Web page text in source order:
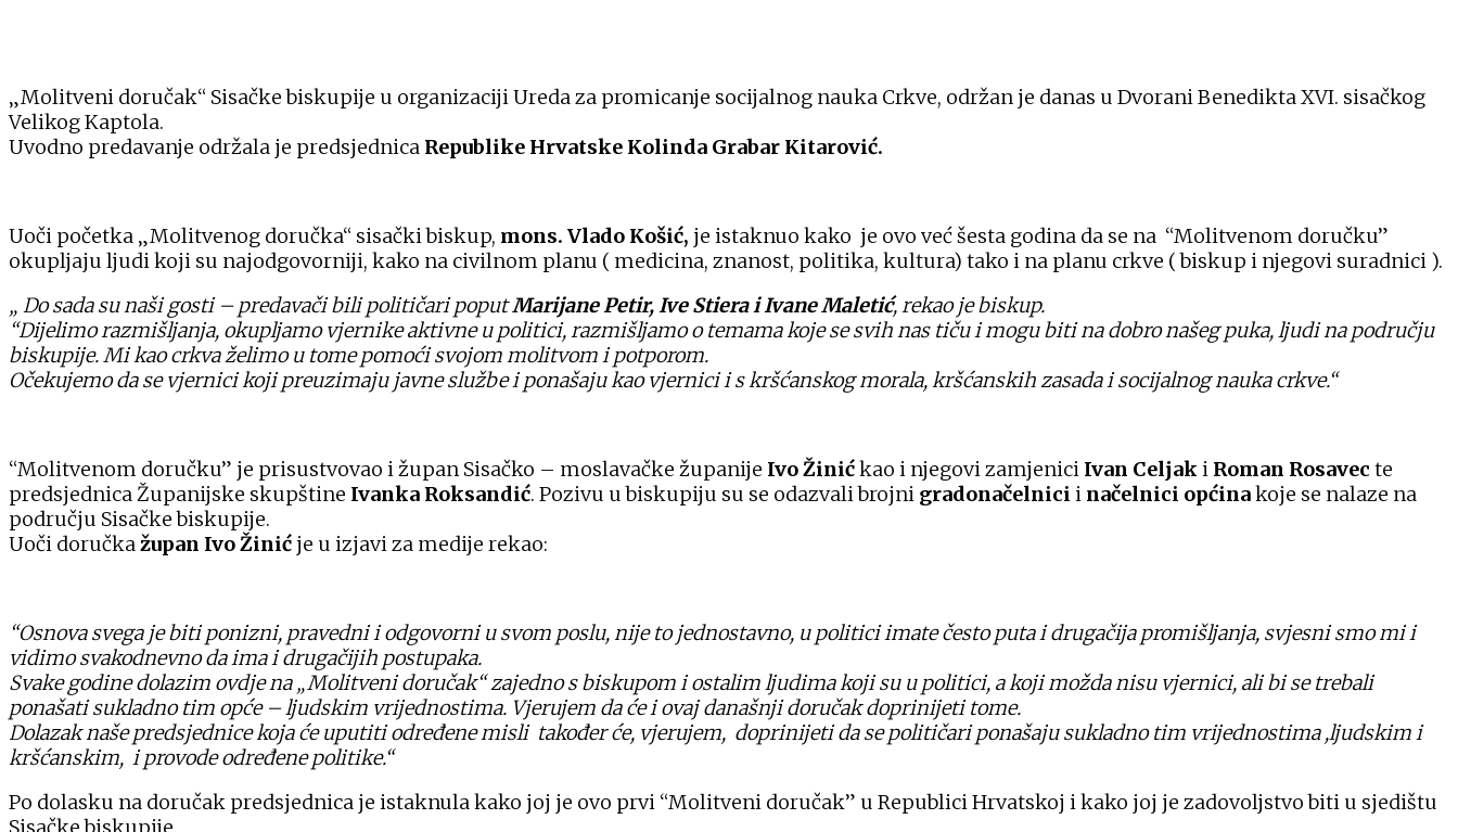
„Molitveni doručak“ Sisačke biskupije u organizaciji Ureda za promicanje socijalnog nauka Crkve, održan je danas u Dvorani Benedikta XVI. sisačkog
Velikog Kaptola.
Uvodno predavanje održala je predsjednica Republike Hrvatske Kolinda Grabar Kitarović.
Uoči početka „Molitvenog doručka“ sisački biskup, mons. Vlado Košić, je istaknuo kako je ovo već šesta godina da se na “Molitvenom doručku”
okupljaju ljudi koji su najodgovorniji, kako na civilnom planu ( medicina, znanost, politika, kultura) tako i na planu crkve ( biskup i njegovi suradnici ).
„ Do sada su naši gosti – predavači bili političari poputMarijane Petir, Ive Stiera i IvaneMaletić, rekao je biskup.
“Dijelimo razmišljanja, okupljamo vjernike aktivne u politici, razmišljamo o temama koje se svih nas tiču i mogu biti na dobro našeg puka, ljudi na području
biskupije. Mi kao crkva želimo u tome pomoći svojom molitvom i potporom.
Očekujemo da se vjernici koji preuzimaju javne službe i ponašaju kao vjernici i s kršćanskog morala, kršćanskih zasada i socijalnog nauka crkve.“
“Molitvenom doručku” je prisustvovao i župan Sisačko – moslavačke županije Ivo Žinićkao i njegovi zamjenici Ivan Celjak i Roman Rosavec te
predsjednica Županijske skupštine Ivanka Roksandić. Pozivu u biskupiju su se odazvali brojni gradonačelnici i načelnici općinakoje se nalaze na
području Sisačke biskupije.
Uoči doručkažupan Ivo Žinić je u izjavi za medije rekao:
“Osnova svega je biti ponizni, pravedni i odgovorni u svom poslu, nije to jednostavno, u politici imate često puta i drugačija promišljanja, svjesni smo mi i
vidimo svakodnevno da ima i drugačijih postupaka.
Svake godine dolazim ovdje na „Molitveni doručak“ zajedno s biskupom i ostalim ljudima koji su u politici, a koji možda nisu vjernici, ali bi se trebali
ponašati sukladno tim opće – ljudskim vrijednostima. Vjerujem da će i ovaj današnji doručak doprinijeti tome.
Dolazak naše predsjednice koja će uputiti određene misli također će, vjerujem, doprinijeti da se političari ponašaju sukladno tim vrijednostima ,ljudskim i
kršćanskim, i provode određene politike.“
Po dolasku na doručak predsjednica je istaknula kako joj je ovo prvi “Molitveni doručak” u Republici Hrvatskoj i kako joj je zadovoljstvo biti u sjedištu
Sisačke biskupije.